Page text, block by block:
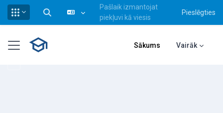
Pārslēgt meklēšanas ievadi
Pašlaik izmantojat
piekļuvi kā viesis
Pieslēgties
Sānu panelis Sākums Vairāk